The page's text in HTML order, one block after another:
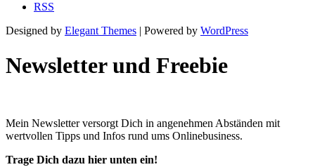
RSS
Designed by Elegant Themes | Powered by WordPress
Newsletter und Freebie
Mein Newsletter versorgt Dich in angenehmen Abständen mit
wertvollen Tipps und Infos rund ums Onlinebusiness.
Trage Dich dazu hier unten ein!